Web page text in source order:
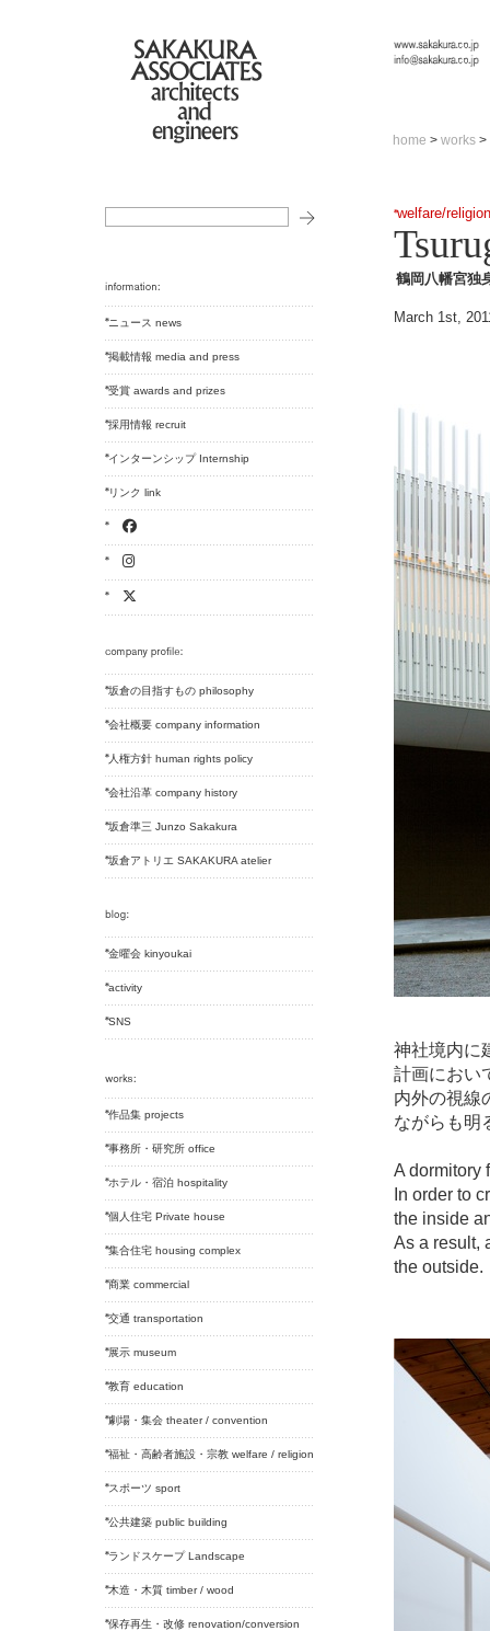
home > works >
ニュース news
掲載情報 media and press
受賞 awards and prizes
採用情報 recruit
インターンシップ Internship
リンク link
坂倉の目指すもの philosophy
会社概要 company information
人権方針 human rights policy
会社沿革 company history
坂倉準三 Junzo Sakakura
坂倉アトリエ SAKAKURA atelier
金曜会 kinyoukai
activity
SNS
作品集 projects
事務所・研究所 office
ホテル・宿泊 hospitality
個人住宅 Private house
集合住宅 housing complex
商業 commercial
交通 transportation
展示 museum
教育 education
劇場・集会 theater / convention
福祉・高齢者施設・宗教 welfare / religion
スポーツ sport
公共建築 public building
ランドスケープ Landscape
木造・木質 timber / wood
保存再生・改修 renovation/conversion
welfare/religion
鶴岡八幡宮独
March 1st,
神社境内に
計画におい
内外の視線
ながらも明
A dormitory
In order to
the inside
As a result,
the outside.